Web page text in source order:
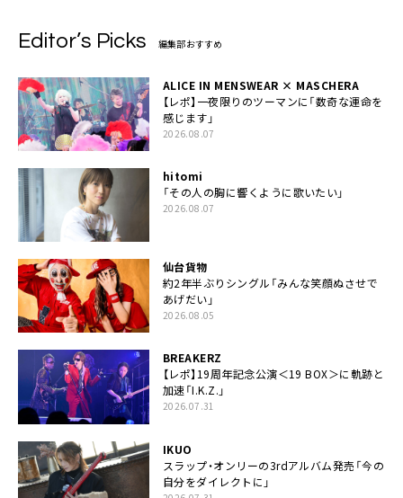
Editor’s Picks 編集部おすすめ
ALICE IN MENSWEAR × MASCHERA
【レポ】一夜限りのツーマンに「数奇な運命を
感じます」
2026.08.07
hitomi
「その人の胸に響くように歌いたい」
2026.08.07
仙台貨物
約2年半ぶりシングル「みんな笑顔ぬさせで
あげだい」
2026.08.05
BREAKERZ
【レポ】19周年記念公演＜19 BOX＞に軌跡と
加速「I.K.Z.」
2026.07.31
IKUO
スラップ・オンリーの3rdアルバム発売「今の
自分をダイレクトに」